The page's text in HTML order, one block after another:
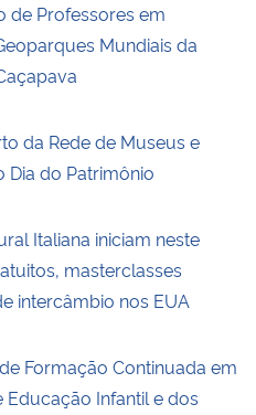
de Professores em
Mundiais da
da Rede de Museus e
Dia do Patrimônio
Italiana iniciam neste
masterclasses
intercâmbio nos EUA
Formação Continuada em
Infantil e dos